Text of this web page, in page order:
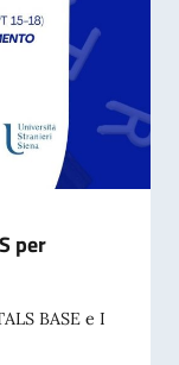
per
BASE e I